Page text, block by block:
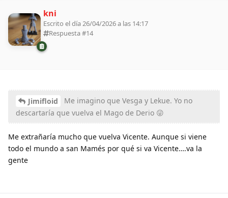
kni
Escrito el día 26/04/2026 a las 14:17
Respuesta #14
Jimifloid
Me imagino que Vesga y Lekue. Yo no
descartaría que vuelva el Mago de Derio 😜
Me extrañaría mucho que vuelva Vicente. Aunque si viene
todo el mundo a san Mamés por qué si va Vicente….va la
gente